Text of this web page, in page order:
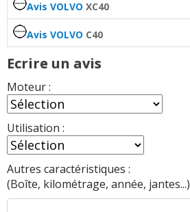
Avis VOLVO XC40
Avis VOLVO C40
Ecrire un avis
Moteur :
Utilisation :
Autres caractéristiques :
(Boîte, kilométrage, année, jantes...)